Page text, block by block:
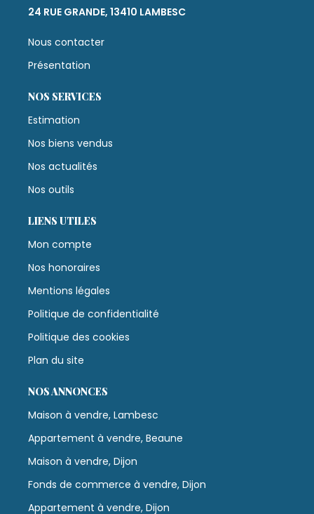
24 RUE GRANDE, 13410 LAMBESC
Nous contacter
Présentation
NOS SERVICES
Estimation
Nos biens vendus
Nos actualités
Nos outils
LIENS UTILES
Mon compte
Nos honoraires
Mentions légales
Politique de confidentialité
Politique des cookies
Plan du site
NOS ANNONCES
Maison à vendre, Lambesc
Appartement à vendre, Beaune
Maison à vendre, Dijon
Fonds de commerce à vendre, Dijon
Appartement à vendre, Dijon